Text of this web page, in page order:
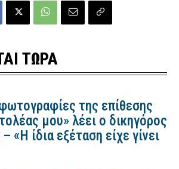
ΤΩΡΑ
της επίθεσης
μου» λέει ο δικηγόρος
«Η ίδια εξέταση είχε γίνει